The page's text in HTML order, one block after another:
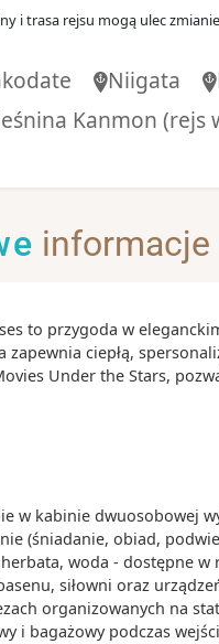
11.07.2027
12.07.2027
09:00-
15.07.2027
07:00-
17.07.2027
i trasa rejsu mogą ulec
Niigata
Kanmon (rejs
informacje
to przygoda w
zapewnia ciepłą,
Under the Stars,
w kabinie dwuosobowej
(śniadanie, obiad,
woda - dostępne w
siłowni oraz
organizowanych na
i bagażowy podczas